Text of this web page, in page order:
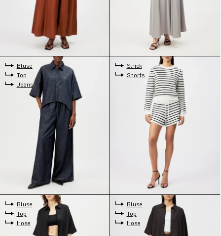
Bluse
Top
Jeans
Strick
Shorts
Bluse
Top
Hose
Bluse
Top
Hose